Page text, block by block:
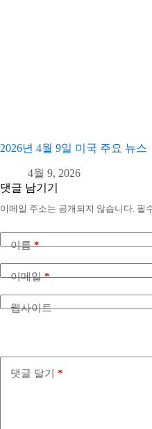
2026년 4월 9일 미국 주요 뉴스
4월 9, 2026
댓글 남기기
이메일 주소는 공개되지 않습니다. 필
이름*
이메일*
웹사이트
댓글 달기 *